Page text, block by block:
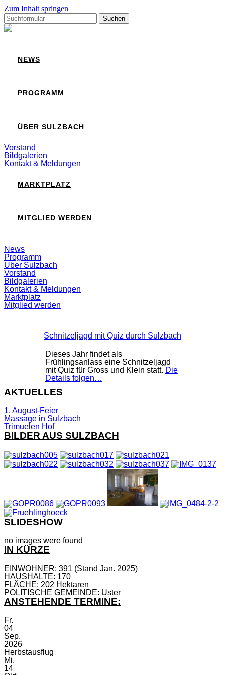
Zum Inhalt springen
Suchen
nach:
Sulzbach
NEWS
PROGRAMM
ÜBER SULZBACH
Vorstand
Bildgalerien
Kontakt & Meldungen
MARKTPLATZ
MITGLIED WERDEN
Suchfeld
ein-/ausblenden
News
Programm
Über Sulzbach
Vorstand
Bildgalerien
Kontakt & Meldungen
Marktplatz
Mitglied werden
Schnitzeljagd mit Quiz durch Sulzbach
Dieses Jahr findet als
Frühlingsanlass eine Schnitzeljagd
mit Quiz für Gross und Klein statt. Die
Details folgen…
AKTUELLES
1. August-Feier
Massage in Sulzbach
Trimuelen Hof
BILDER AUS SULZBACH
SLIDESHOW
no images were found
IN KÜRZE
EINWOHNER: 391 (Stand Jan. 2025)
HAUSHALTE: 170
FLÄCHE: 202 Hektaren
POLITISCHE GEMEINDE: Uster
ANSTEHENDE TERMINE:
Fr.
04
Sep.
2026
Herbstausflug
Mi.
14